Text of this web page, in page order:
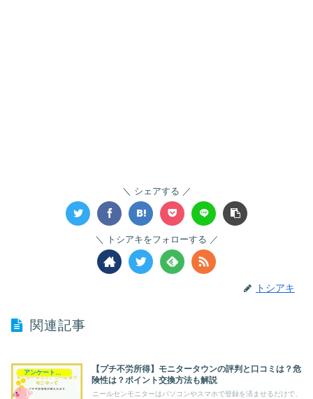
シェアする
トシアキをフォローする
トシアキ
関連記事
アンケートモニター
【プチ不労所得】モニタータウンの評判と口コミは？危
険性は？ポイント交換方法も解説
ニールセンモニターはパソコンやスマホで登録を済ませるだけで、